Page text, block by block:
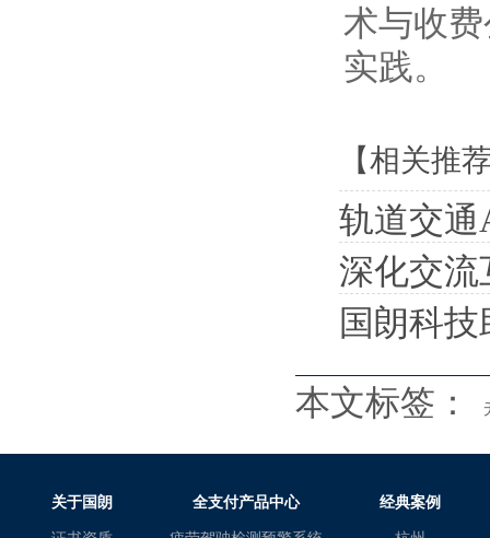
术与收
实践。
【相关推
轨道交通
深化交流互
国朗科技
本文标签：
关于国朗 全支付产品中心 经典案例